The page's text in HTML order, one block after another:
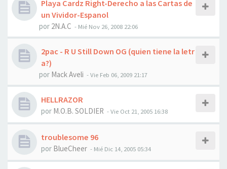
Playa Cardz Right-Derecho a las Cartas de
un Vividor-Espanol
por 2N.A.C - Mié Nov 26, 2008 22:06
2pac - R U Still Down OG (quien tiene la letr
a?)
por Mack Aveli -Vie Feb 06, 2009 21:17
HELLRAZOR
por M.O.B. SOLDIER -Vie Oct 21, 2005 16:38
troublesome 96
por BlueCheer - Mié Dic 14, 2005 05:34